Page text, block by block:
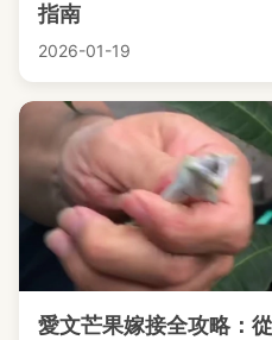
指南
2026-01-19
愛文芒果嫁接全攻略：